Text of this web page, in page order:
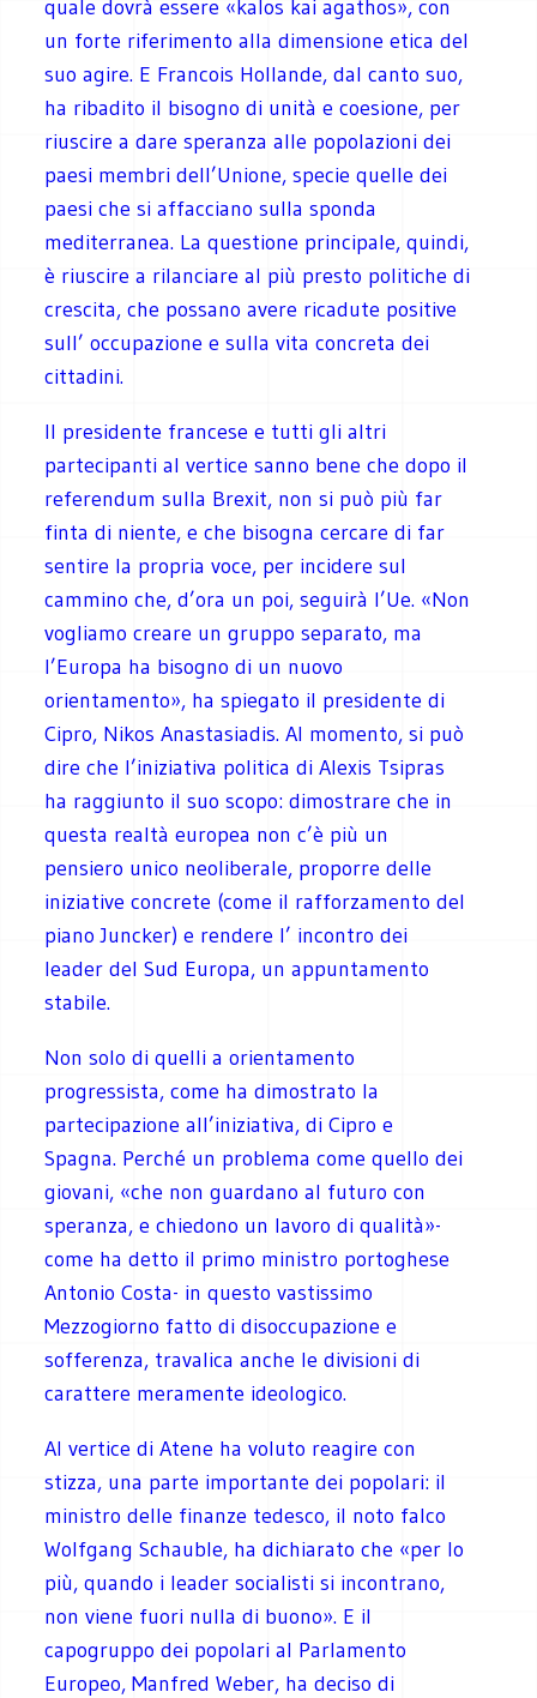
quale dovrà essere «kalos kai agathos», con
un forte riferimento alla dimensione etica del
suo agire. E Francois Hollande, dal canto suo,
ha ribadito il bisogno di unità e coesione, per
riuscire a dare speranza alle popolazioni dei
paesi membri dell’Unione, specie quelle dei
paesi che si affacciano sulla sponda
mediterranea. La questione principale, quindi,
è riuscire a rilanciare al più presto politiche di
crescita, che possano avere ricadute positive
sull’ occupazione e sulla vita concreta dei
cittadini.
Il presidente francese e tutti gli altri
partecipanti al vertice sanno bene che dopo il
referendum sulla Brexit, non si può più far
finta di niente, e che bisogna cercare di far
sentire la propria voce, per incidere sul
cammino che, d’ora un poi, seguirà l’Ue. «Non
vogliamo creare un gruppo separato, ma
l’Europa ha bisogno di un nuovo
orientamento», ha spiegato il presidente di
Cipro, Nikos Anastasiadis. Al momento, si può
dire che l’iniziativa politica di Alexis Tsipras
ha raggiunto il suo scopo: dimostrare che in
questa realtà europea non c’è più un
pensiero unico neoliberale, proporre delle
iniziative concrete (come il rafforzamento del
piano Juncker) e rendere l’ incontro dei
leader del Sud Europa, un appuntamento
stabile.
Non solo di quelli a orientamento
progressista, come ha dimostrato la
partecipazione all’iniziativa, di Cipro e
Spagna. Perché un problema come quello dei
giovani, «che non guardano al futuro con
speranza, e chiedono un lavoro di qualità»-
come ha detto il primo ministro portoghese
Antonio Costa- in questo vastissimo
Mezzogiorno fatto di disoccupazione e
sofferenza, travalica anche le divisioni di
carattere meramente ideologico.
Al vertice di Atene ha voluto reagire con
stizza, una parte importante dei popolari: il
ministro delle finanze tedesco, il noto falco
Wolfgang Schauble, ha dichiarato che «per lo
più, quando i leader socialisti si incontrano,
non viene fuori nulla di buono». E il
capogruppo dei popolari al Parlamento
Europeo, Manfred Weber, ha deciso di